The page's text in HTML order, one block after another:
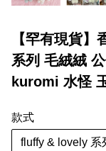
【罕有現貨
系列 毛絨絨
kuromi 水怪
款式
fluffy & lovely 系